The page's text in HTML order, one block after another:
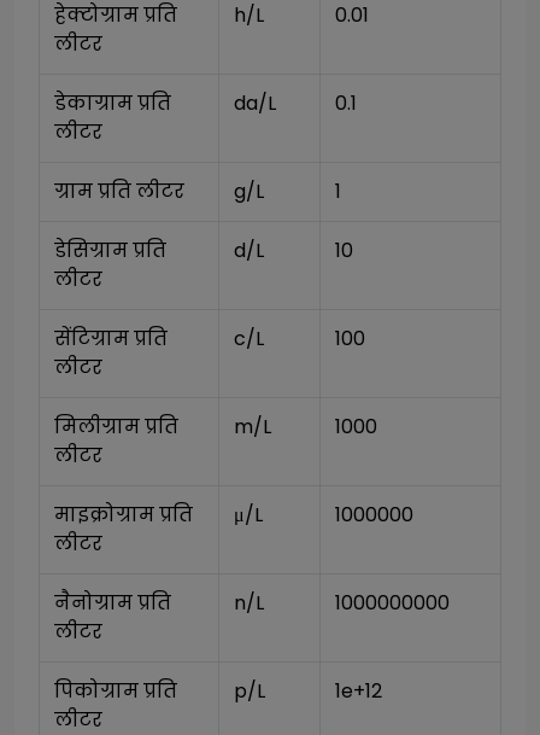
हेक्टोग्राम प्रति
लीटर
h/L 0.01
डेकाग्राम प्रति
लीटर
da/L 0.1
ग्राम प्रति लीटर g/L 1
डेसिग्राम प्रति
लीटर
d/L 10
सेंटिग्राम प्रति
लीटर
c/L 100
मिलीग्राम प्रति
लीटर
m/L 1000
माइक्रोग्राम प्रति
लीटर
μ/L 1000000
नैनोग्राम प्रति
लीटर
n/L 1000000000
पिकोग्राम प्रति
लीटर
p/L 1e+12